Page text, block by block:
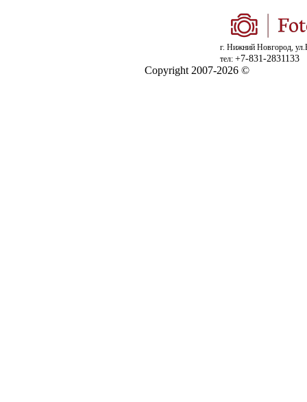
г. Нижний Новгород,
тел: +7-831-2831133
Copyright 2007-2026 ©